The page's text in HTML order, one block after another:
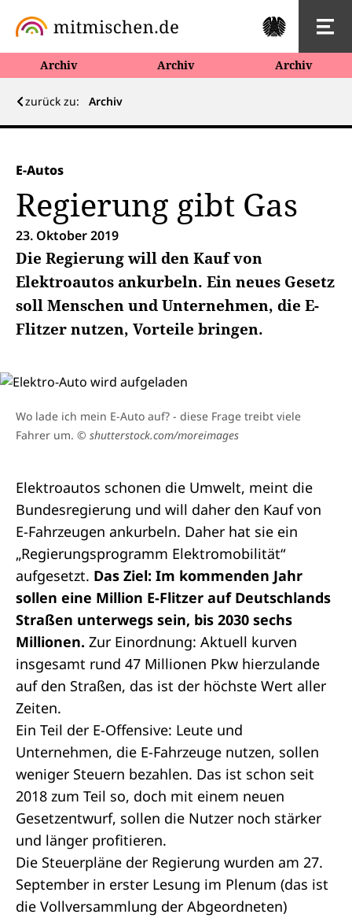
Archiv Archiv Archiv
zurück zu: Archiv
E-Autos
Regierung gibt Gas
23. Oktober 2019
Die Regierung will den Kauf von
Elektroautos ankurbeln. Ein neues Gesetz
soll Menschen und Unternehmen, die E-
Flitzer nutzen, Vorteile bringen.
Wo lade ich mein E-Auto auf? - diese Frage treibt viele
Fahrer um. © shutterstock.com/moreimages
Elektroautos schonen die Umwelt, meint die
Bundesregierung und will daher den Kauf von
E-Fahrzeugen ankurbeln. Daher hat sie ein
„Regierungsprogramm Elektromobilität“
aufgesetzt. Das Ziel: Im kommenden Jahr
sollen eine Million E-Flitzer auf Deutschlands
Straßen unterwegs sein, bis 2030 sechs
Millionen. Zur Einordnung: Aktuell kurven
insgesamt rund 47 Millionen Pkw hierzulande
auf den Straßen, das ist der höchste Wert aller
Zeiten.
Ein Teil der E-Offensive: Leute und
Unternehmen, die E-Fahrzeuge nutzen, sollen
weniger Steuern bezahlen. Das ist schon seit
2018 zum Teil so, doch mit einem neuen
Gesetzentwurf, sollen die Nutzer noch stärker
und länger profitieren.
Die Steuerpläne der Regierung wurden am 27.
September in erster Lesung im Plenum (das ist
die Vollversammlung der Abgeordneten)